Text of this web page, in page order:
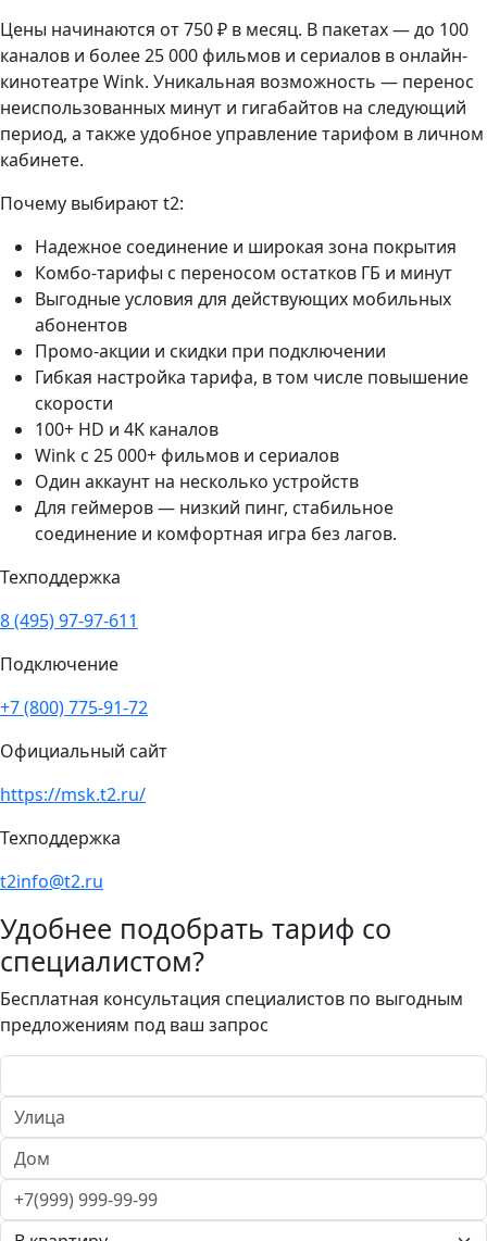
Цены начинаются от 750 ₽ в месяц. В пакетах — до 100
каналов и более 25 000 фильмов и сериалов в онлайн-
кинотеатре Wink. Уникальная возможность — перенос
неиспользованных минут и гигабайтов на следующий
период, а также удобное управление тарифом в личном
кабинете.
Почему выбирают t2:
Надежное соединение и широкая зона покрытия
Комбо-тарифы с переносом остатков ГБ и минут
Выгодные условия для действующих мобильных
абонентов
Промо-акции и скидки при подключении
Гибкая настройка тарифа, в том числе повышение
скорости
100+ HD и 4K каналов
Wink с 25 000+ фильмов и сериалов
Один аккаунт на несколько устройств
Для геймеров — низкий пинг, стабильное
соединение и комфортная игра без лагов.
Техподдержка
8 (495) 97-97-611
Подключение
+7 (800) 775-91-72
Официальный сайт
https://msk.t2.ru/
Техподдержка
t2info@t2.ru
Удобнее подобрать тариф со
специалистом?
Бесплатная консультация специалистов по выгодным
предложениям под ваш запрос